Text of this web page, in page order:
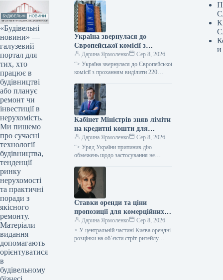
«Будівельні
новини» —
галузевий
портал для
тих, хто
працює в
будівництві
або планує
ремонт чи
інвестиції в
нерухомість.
Ми пишемо
про сучасні
технології
будівництва,
тенденції
ринку
нерухомості
та практичні
поради з
якісного
ремонту.
Матеріали
видання
допомагають
орієнтуватися
в
будівельному
Україна звернулася до
Європейської комісії з
проханням надати 220
мільйонів євро для допомоги
аграрному сектору у зв’язку
Дарина Ярмоленко
Сер 8, 2026
“> Україна звернулася до Європейської
комісії з проханням виділити 220
допомоги для компенсації відсотків за
кредитами малим…
Кабінет Міністрів зняв ліміти
на кредитні кошти для
сільськогосподарських
підприємств в межах
програми “5-7-9%”
Дарина Ярмоленко
Сер 8, 2026
“> Уряд України припинив дію
обмежень щодо застосування не
забезпечення обіговими коштами
сільгоспвиробників у…
Ставки оренди та ціни
пропозиції для комерційних
площ у центральному Києві
знизилися вдвічі порівняно з
2021 роком, за даними UTG.
Дарина Ярмоленко
Сер 8, 2026
> У центральній частині Києва орендні
розцінки на об’єкти стріт-ритейлу
и